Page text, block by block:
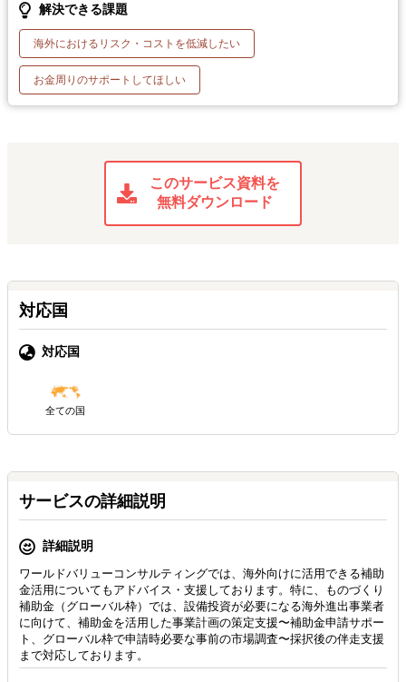
解決できる課題
海外におけるリスク・コストを低減したい
お金周りのサポートしてほしい
このサービス資料を
無料ダウンロード
対応国
対応国
全ての国
サービスの詳細説明
詳細説明
ワールドバリューコンサルティングでは、海外向けに活用できる補助
金活用についてもアドバイス・支援しております。特に、ものづくり
補助金（グローバル枠）では、設備投資が必要になる海外進出事業者
に向けて、補助金を活用した事業計画の策定支援〜補助金申請サポー
ト、グローバル枠で申請時必要な事前の市場調査〜採択後の伴走支援
まで対応しております。